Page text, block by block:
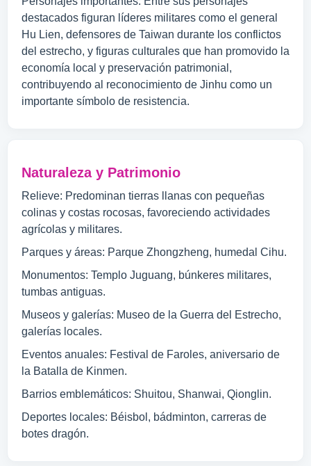
destacados figuran líderes militares como el general
Hu Lien, defensores de Taiwan durante los conflictos
del estrecho, y figuras culturales que han promovido la
economía local y preservación patrimonial,
contribuyendo al reconocimiento de Jinhu como un
importante símbolo de resistencia.
Naturaleza y Patrimonio
Relieve: Predominan tierras llanas con pequeñas
colinas y costas rocosas, favoreciendo actividades
agrícolas y militares.
Parques y áreas: Parque Zhongzheng, humedal Cihu.
Monumentos: Templo Juguang, búnkeres militares,
tumbas antiguas.
Museos y galerías: Museo de la Guerra del Estrecho,
galerías locales.
Eventos anuales: Festival de Faroles, aniversario de
la Batalla de Kinmen.
Barrios emblemáticos: Shuitou, Shanwai, Qionglin.
Deportes locales: Béisbol, bádminton, carreras de
botes dragón.